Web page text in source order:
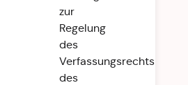
zur
Regelung
des
Verfassungsrechts
des